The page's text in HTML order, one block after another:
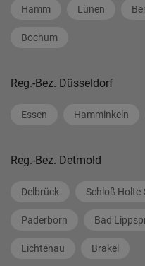
Hamm Lünen
Bochum
Reg.-Bez. Düsseldorf
Essen Hamminkeln
Reg.-Bez. Detmold
Delbrück Schloß
Paderborn Bad
Lichtenau Brakel